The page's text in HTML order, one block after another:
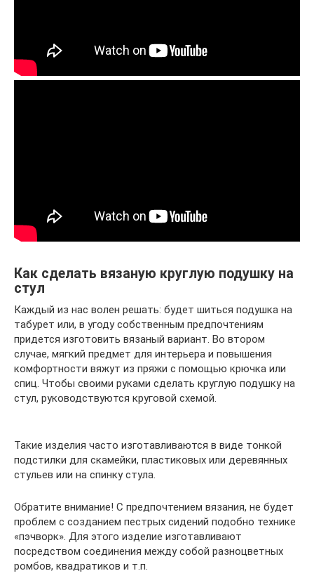
Как сделать вязаную круглую подушку на
стул
Каждый из нас волен решать: будет шиться подушка на
табурет или, в угоду собственным предпочтениям
придется изготовить вязаный вариант. Во втором
случае, мягкий предмет для интерьера и повышения
комфортности вяжут из пряжи с помощью крючка или
спиц. Чтобы своими руками сделать круглую подушку на
стул, руководствуются круговой схемой.
Такие изделия часто изготавливаются в виде тонкой
подстилки для скамейки, пластиковых или деревянных
стульев или на спинку стула.
Обратите внимание! С предпочтением вязания, не будет
проблем с созданием пестрых сидений подобно технике
«пэчворк». Для этого изделие изготавливают
посредством соединения между собой разноцветных
ромбов, квадратиков и т.п.